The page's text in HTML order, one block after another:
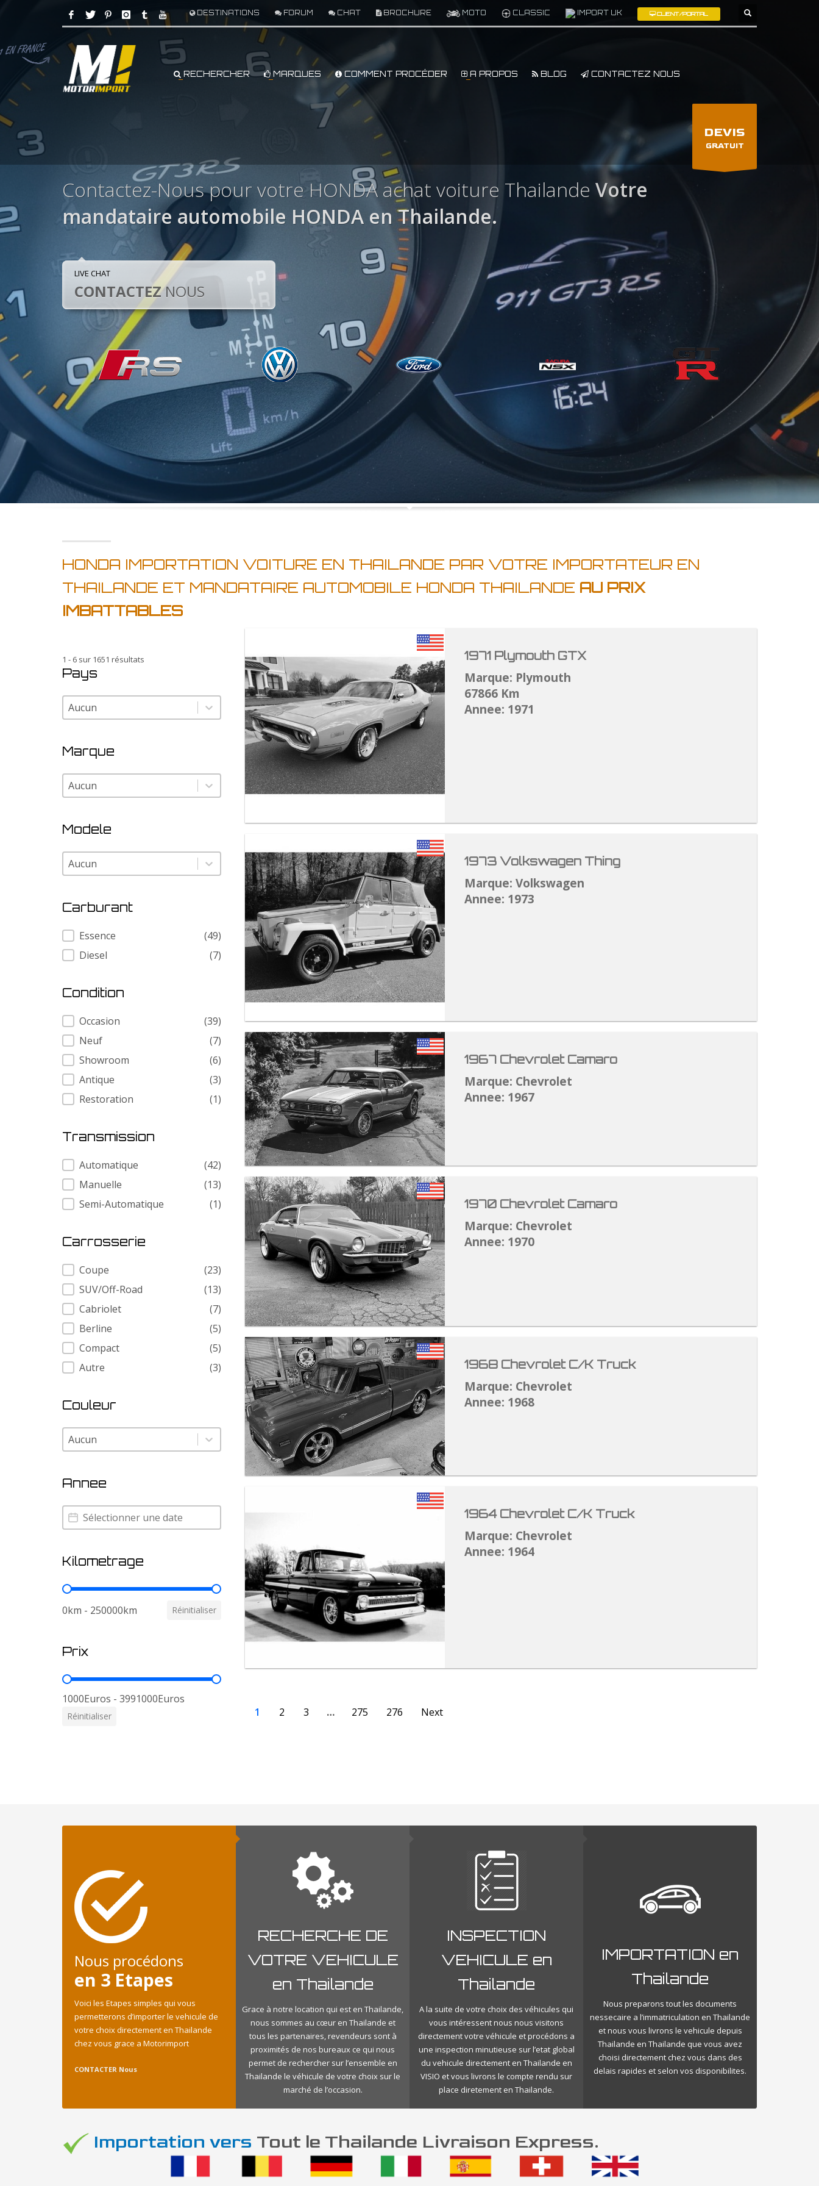
DESTINATIONS FORUM CHAT BROCHURE MOTO CLASSIC IMPORT UK CLIENT/PORTAL
RECHERCHER MARQUES COMMENT PROCÉDER A PROPOS BLOG CONTACTEZ NOUS
DEVIS
GRATUIT
Contactez-Nous pour votre HONDA achat voiture Thailande Votre
mandataire automobile HONDA en Thailande.
LIVE CHAT
CONTACTEZNOUS
HONDA IMPORTATION VOITURE EN THAILANDE PAR VOTRE IMPORTATEUR EN
THAILANDE ET MANDATAIRE AUTOMOBILE HONDA THAILANDE AU PRIX
IMBATTABLES
1 - 6 sur 1651 résultats
Pays
Pays
Pays
Marque
Marque
Marque
Modele
Modele
Modele
Carburant
Carburant
Essence
(49)
Diesel
(7)
Condition
Condition
Occasion
(39)
Neuf
(7)
Showroom
(6)
Antique
(3)
Restoration
(1)
Transmission
Transmission
Automatique
(42)
Manuelle
(13)
Semi-Automatique
(1)
Carrosserie
Carrosserie
Coupe
(23)
SUV/Off-Road
(13)
Cabriolet
(7)
Berline
(5)
Compact
(5)
Autre
(3)
Couleur
Couleur
Couleur
Annee
Annee
Annee
Kilometrage
Kilometrage
0km - 250000km Réinitialiser
Prix
Prix
1000Euros - 3991000Euros
Réinitialiser
1971 Plymouth GTX
Marque: Plymouth
67866 Km
Annee: 1971
1973 Volkswagen Thing
Marque: Volkswagen
Annee: 1973
1967 Chevrolet Camaro
Marque: Chevrolet
Annee: 1967
1970 Chevrolet Camaro
Marque: Chevrolet
Annee: 1970
1968 Chevrolet C/K Truck
Marque: Chevrolet
Annee: 1968
1964 Chevrolet C/K Truck
Marque: Chevrolet
Annee: 1964
1 2 3 … 275 276 Next
Nous procédons
en 3 Etapes
Voici les Etapes simples qui vous
permetterons d’importer le vehicule de
votre choix directement en Thailande
chez vous grace a Motorimport
CONTACTER Nous
RECHERCHE DE
VOTRE VEHICULE
en Thailande
Grace à notre location qui est en Thailande,
nous sommes au cœur en Thailande et
tous les partenaires, revendeurs sont à
proximités de nos bureaux ce qui nous
permet de rechercher sur l’ensemble en
Thailande le véhicule de votre choix sur le
marché de l’occasion.
INSPECTION
VEHICULE en
Thailande
A la suite de votre choix des véhicules qui
vous intéressent nous nous visitons
directement votre véhicule et procédons a
une inspection minutieuse sur l’etat global
du vehicule directement en Thailande en
VISIO et vous livrons le compte rendu sur
place diretement en Thailande.
IMPORTATION en
Thailande
Nous preparons tout les documents
nessecaire a l’immatriculation en Thailande
et nous vous livrons le vehicule depuis
Thailande en Thailande que vous avez
choisi directement chez vous dans des
delais rapides et selon vos disponibilites.
Importation vers Tout le Thailande Livraison Express.